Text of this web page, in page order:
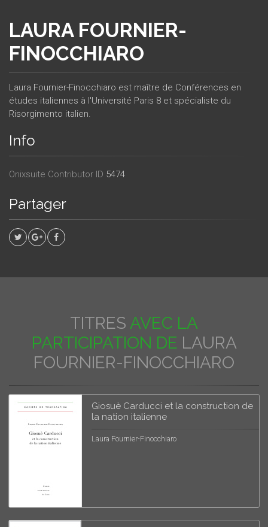
LAURA FOURNIER-
FINOCCHIARO
Laura Fournier-Finocchiaro est maître de Conférences en
études italiennes à l'Université Paris 8 et spécialiste du
Risorgimento italien.
Info
Onixsuite Contributor ID 5474
Partager
TITRES AVEC LA
PARTICIPATION DE LAURA
FOURNIER-FINOCCHIARO
Giosuè Carducci et la construction de
la nation italienne
Laura Fournier-Finocchiaro